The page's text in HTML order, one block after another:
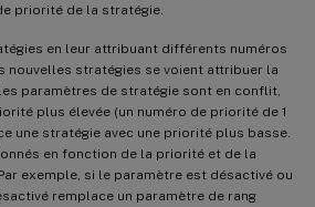
priorité de la stratégie.
en leur attribuant différents numéros
nouvelles stratégies se voient attribuer la
paramètres de stratégie sont en conflit,
plus élevée (un numéro de priorité de 1
une stratégie avec une priorité plus basse.
en fonction de la priorité et de la
exemple, si le paramètre est désactivé ou
remplace un paramètre de rang